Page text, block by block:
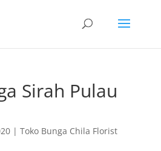
Sirah Pulau
| Toko Bunga Chila Florist